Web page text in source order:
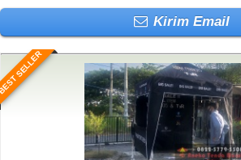
Kirim Email
SELLER